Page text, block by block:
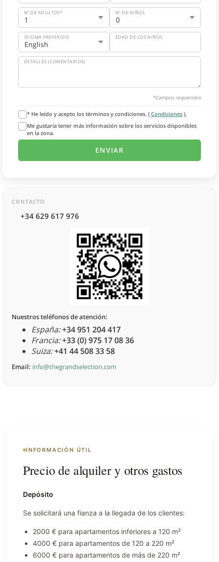
Nº DE ADULTOS* Nº DE NIÑOS
IDIOMA PREFERIDO EDAD DE LOS NIÑOS
DETALLES (COMENTARIOS)
*Campos requeridos
* He leído y acepto los términos y condiciones. ( Condiciones ).
Me gustaría tener más información sobre los servicios disponibles
en la zona.
CONTACTO
+34 629 617 976
Nuestros teléfonos de atención:
España:+34 951 204 417
Francia:+33 (0) 975 17 08 36
Suiza:+41 44 508 33 58
Email: info@thegrandselection.com
INFORMACIÓN ÚTIL
Precio de alquiler y otros gastos
Depósito
Se solicitará una fianza a la llegada de los clientes:
2000 € para apartamentos inferiores a 120 m²
4000 € para apartamentos de 120 a 220 m²
6000 € para apartamentos de más de 220 m²